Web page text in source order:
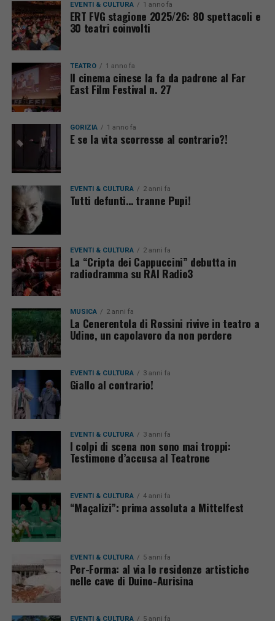
EVENTI & CULTURA 1 anno fa
ERT FVG stagione 2025/26: 80 spettacoli e
30 teatri coinvolti
TEATRO 1 anno fa
Il cinema cinese la fa da padrone al Far
East Film Festival n. 27
GORIZIA 1 anno fa
E se la vita scorresse al contrario?!
EVENTI & CULTURA 2 anni fa
Tutti defunti… tranne Pupi!
EVENTI & CULTURA 2 anni fa
La “Cripta dei Cappuccini” debutta in
radiodramma su RAI Radio3
MUSICA 2 anni fa
La Cenerentola di Rossini rivive in teatro a
Udine, un capolavoro da non perdere
EVENTI & CULTURA 3 anni fa
Giallo al contrario!
EVENTI & CULTURA 3 anni fa
I colpi di scena non sono mai troppi:
Testimone d’accusa al Teatrone
EVENTI & CULTURA 4 anni fa
“Maçalizi”: prima assoluta a Mittelfest
EVENTI & CULTURA 5 anni fa
Per-Forma: al via le residenze artistiche
nelle cave di Duino-Aurisina
EVENTI & CULTURA 5 anni fa